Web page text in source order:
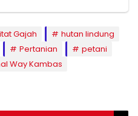
Gajah
hutan lindung
Pertanian
petani
Way Kambas